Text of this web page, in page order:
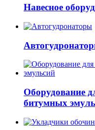
Навесное
Оборудование
битумных